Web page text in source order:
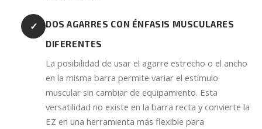
✓
DOS AGARRES CON ÉNFASIS MUSCULARES
DIFERENTES
La posibilidad de usar el agarre estrecho o el ancho
en la misma barra permite variar el estímulo
muscular sin cambiar de equipamiento. Esta
versatilidad no existe en la barra recta y convierte la
EZ en una herramienta más flexible para